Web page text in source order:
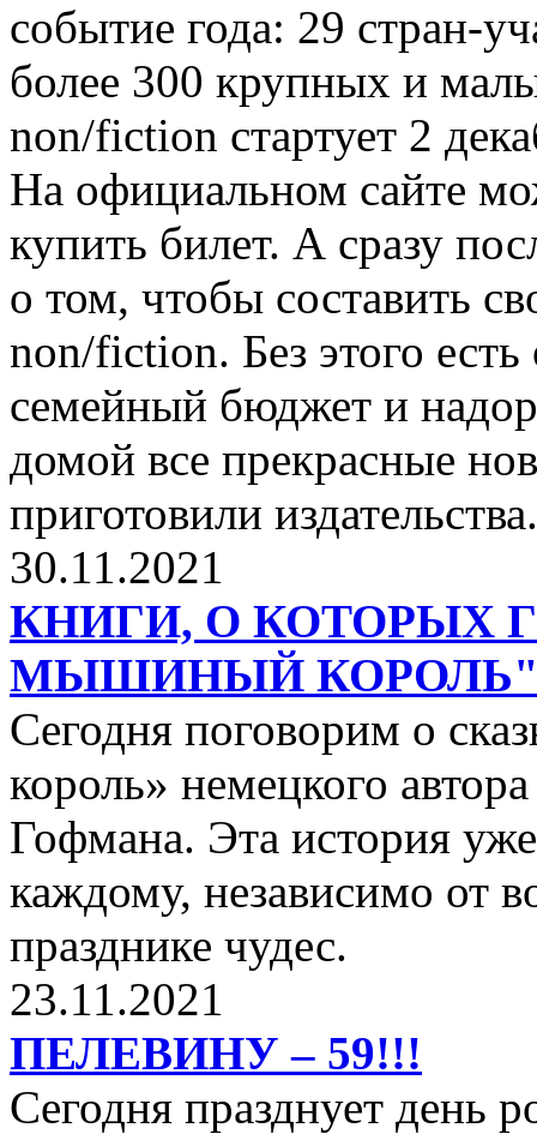
событие года: 29 стран-
более 300 крупных и
non/fiction стартует 2
На официальном сайте
купить билет. А сразу
о том, чтобы составить
non/fiction. Без этого есть
семейный бюджет и
домой все прекрасные
приготовили издательства.
30.11.2021
КНИГИ, О КОТОРЫХ
МЫШИНЫЙ
Сегодня поговорим о
король» немецкого
Гофмана. Эта история
каждому, независимо от
празднике чудес.
23.11.2021
ПЕЛЕВИНУ – 59!!!
Сегодня празднует день